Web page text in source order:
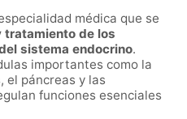
médica que se
de los
sistema endocrino.
importantes como la
el páncreas y las
funciones esenciales